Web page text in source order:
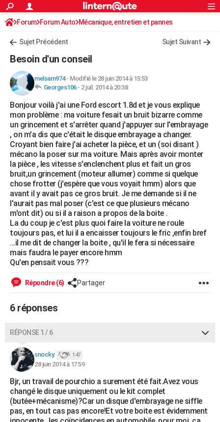
ACTUALITÉS
Politique
Société
Faits Divers
Education
Monde
Villes
+
FINANCE
Retraite
Impôts
Epargne
Immobilier
Risques naturels par ville
Banque
Assurance
Crédit
AUTO
Essais
Réserver un essai
Citadines
Berlines
SUV
Forum auto
+HIGH-TECH
Mobiles
Meilleur smartphone
Internet
Ordinateurs
Jeux vidéo
Guide high-tech
+BRICOLAGE
Forum
Aménagement intérieur
Extérieur
Cuisine
Salle de bains
Jardinage
Rangement
WEEK-END
Guides de France
Escapades
Patrimoine
Expositions
Musées
Week-end nature
+LIFESTYLE
Art de vivre
Bien-être
Loisirs
Modes de vie
SANTE
Alimentation
Guide de la santé
Maladies
Médicaments
Sommeil
VOYAGE
Destinations
City break
Voyage nature
Voyage de noces
Forum
Climat
+PHOTO
GUIDES D'ACHAT
Carte de Noël
Carte Bonne année
Carte Saint-Valentin
Carte Pâques
Carte d'anniversaire
DICTIONNAIRE
Dictionnaire
Biographies
Citations
Expressions
Proverbes
PROGRAMME TV
COPAINS D'AVANT
S'inscrire
Se connecter
Lycées
Collèges
Primaires
Universités
Entreprises
Service militaire
Avis de recherche
AVIS DE DÉCÈS
FORUM
Bricolage
Lifestyle
Culture
Sport
Auto
Television
Voyage
Cinema
Rechercher
S'inscrire
Connexion
Forum Forum Auto Mécanique, entretien et pannes
Sujet Précédent Sujet Suivant
Besoin d'un conseil
melsam974- Modifié le 28 juin 2014 à 15:53
Georges106- 2 juil. 2014 à 20:38
Bonjour voilà j'ai une Ford escort 1.8d et je vous explique
mon problème : ma voiture fesait un bruit bizarre comme
un grincement et s'arrêter quand j'appuyer sur l'embrayage
, on m'a dis que c'était le disque embrayage a changer.
Croyant bien faire j'ai acheter la pièce, et un (soi disant )
mécano la poser sur ma voiture. Mais après avoir monter
la pièce , les vitesse s'enclenchent plus et fait un gros
bruit,un grincement (moteur allumer) comme si quelque
chose frotter (j'espère que vous voyait hmm) alors que
avant il y avait pas ce gros bruit. Je me demande si il ne
l'aurait pas mal poser (c'est ce que plusieurs mécano
m'ont dit) ou si il a raison a propos de la boite .
La du coup je c'est plus quoi faire la voiture ne roule
toujours pas, et lui il a encaisser toujours le fric ,enfin bref
...il me dit de changer la boite , qu'il le fera si nécessaire
mais faudra le payer encore hmm
Qu'en pensait vous ???
Répondre (6) Partager
6 réponses
RÉPONSE 1 / 6
snocky. 147
28 juin 2014 à 17:59
Bjr, un travail de pourchio a surement été fait.Avez vous
changé le disque uniquement ou le kit complet
(butée+mécanisme)?Car un disque d'embrayage ne siffle
pas, en tout cas pas encore!Et votre boite est évidemment